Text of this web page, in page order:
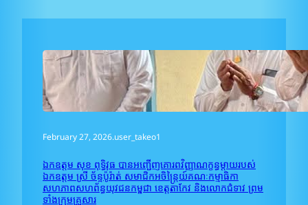
February 27, 2026.user_takeo1
ឯកឧត្តម សុខ ពុទ្ធិវុធ បានអញ្ជើញគោរពវិញ្ញាណក្ខន្ធម្តាយរបស់
ឯកឧត្តម ស្រី ច័ន្ទប៉ូរ៉ាត់ សមាជិកអចិន្រ្តៃយ៍គណៈកម្មាធិកា
សហភាពសហព័ន្ធយុវជនកម្ពុជា ខេត្តតាកែវ និងលោកជំទាវ ព្រម
ទាំងក្រុមគ្រួសារ